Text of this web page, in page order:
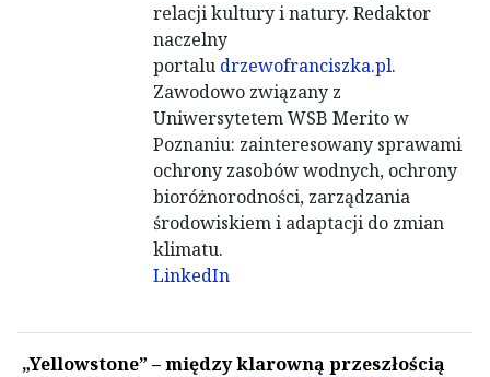
relacji kultury i natury. Redaktor
naczelny
portalu drzewofranciszka.pl.
Zawodowo związany z
Uniwersytetem WSB Merito w
Poznaniu: zainteresowany sprawami
ochrony zasobów wodnych, ochrony
bioróżnorodności, zarządzania
środowiskiem i adaptacji do zmian
klimatu.
LinkedIn
„Yellowstone” – między klarowną przeszłością